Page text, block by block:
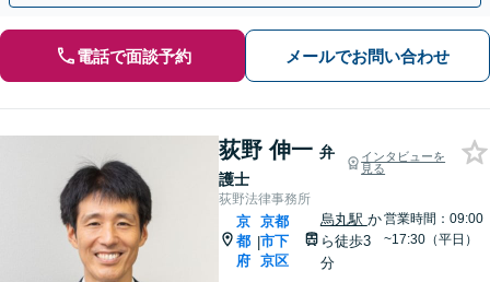
電話で面談予約 メールでお問い合わせ
荻野 伸一 弁
護士
インタビューを
見る
荻野法律事務所
京
都
府
|
京都
市下
京区
烏丸駅 か
ら徒歩3
分
営業時間：09:00
~17:30（平日）